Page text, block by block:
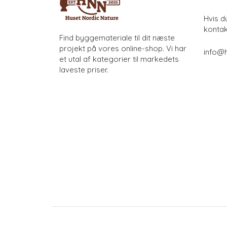
Find byggemateriale til dit næste
projekt på vores online-shop. Vi har
et utal af kategorier til markedets
laveste priser.
Hvis